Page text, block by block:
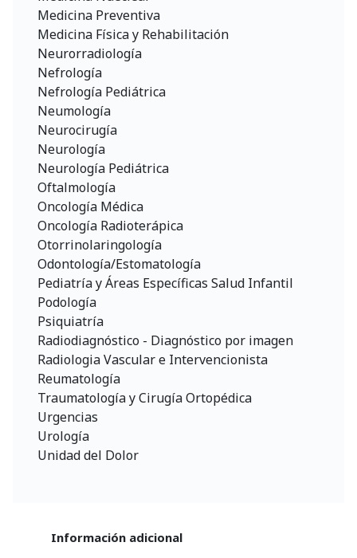
Medicina Preventiva
Medicina Física y Rehabilitación
Neurorradiología
Nefrología
Nefrología Pediátrica
Neumología
Neurocirugía
Neurología
Neurología Pediátrica
Oftalmología
Oncología Médica
Oncología Radioterápica
Otorrinolaringología
Odontología/Estomatología
Pediatría y Áreas Específicas Salud Infantil
Podología
Psiquiatría
Radiodiagnóstico - Diagnóstico por imagen
Radiologia Vascular e Intervencionista
Reumatología
Traumatología y Cirugía Ortopédica
Urgencias
Urología
Unidad del Dolor
Información adicional